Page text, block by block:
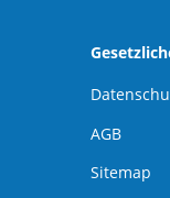
AGB
Sitemap